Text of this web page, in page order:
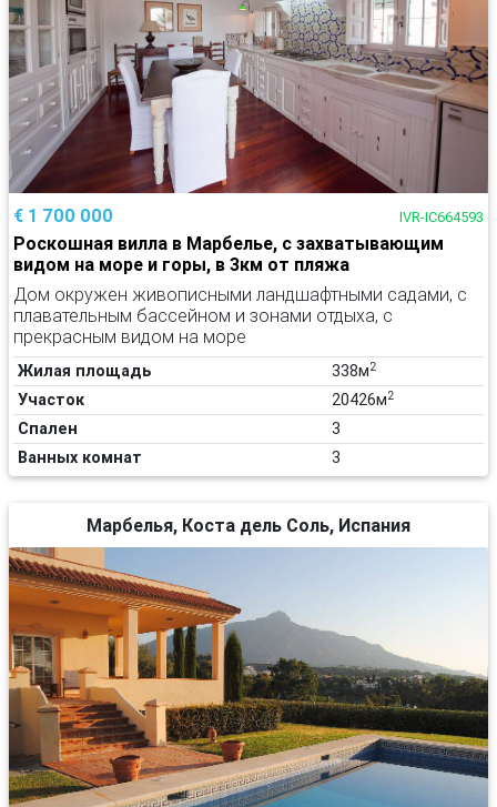
€ 1 700 000 IVR-IC664593
Роскошная вилла в Марбелье, с захватывающим
видом на море и горы, в 3км от пляжа
Дом окружен живописными ландшафтными садами, с
плавательным бассейном и зонами отдыха, с
прекрасным видом на море
Жилая площадь 338м2
Участок 20426м2
Спален
3
Ванных комнат
3
Марбелья, Коста дель Соль, Испания